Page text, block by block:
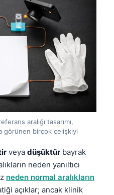
aralığı tasarımı,
görünen birçok çelişkiyi
veya düşüktür bayrak
neden yanıltıcı
neden normal aralıkların
açıklar; ancak klinik